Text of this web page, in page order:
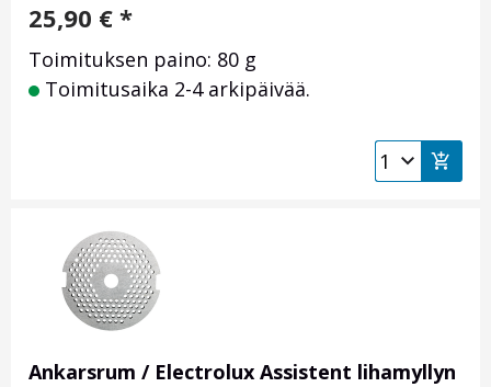
25,90 € *
Toimituksen paino: 80 g
Toimitusaika 2-4 arkipäivää.
Ankarsrum / Electrolux Assistent lihamyllyn